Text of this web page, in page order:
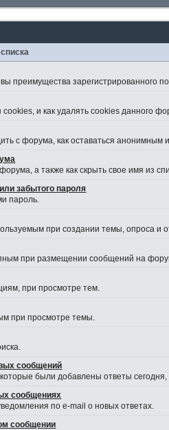
преимущества зарегистрированного
и как удалять cookies данного
с форума, как оставаться
а также как скрыть свое имя из
забытого пароля
пароль.
при создании темы, опроса и
при размещении сообщений на
при просмотре тем.
при просмотре темы.
сообщений
были добавлены ответы
сообщениях
по e-mail о новых ответах.
сообщении